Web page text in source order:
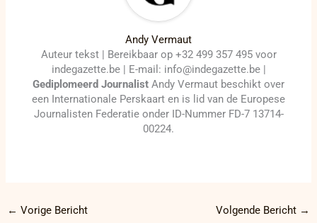
Andy Vermaut
Auteur tekst | Bereikbaar op +32 499 357 495 voor
indegazette.be | E-mail: info@indegazette.be |
Gediplomeerd Journalist Andy Vermaut beschikt over
een Internationale Perskaart en is lid van de Europese
Journalisten Federatie onder ID-Nummer FD-7 13714-
00224.
← Vorige Bericht Volgende Bericht →